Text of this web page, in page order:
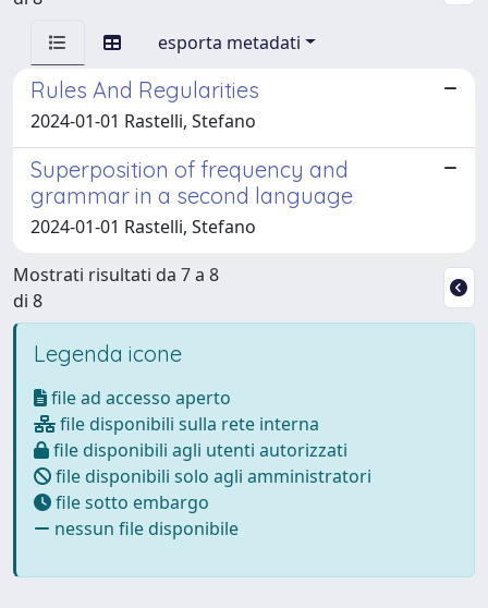
esporta metadati
Rules And Regularities
2024-01-01 Rastelli, Stefano
Superposition of frequency and
grammar in a second language
2024-01-01 Rastelli, Stefano
Mostrati risultati da 7 a 8
di 8
Legenda icone
file ad accesso aperto
file disponibili sulla rete interna
file disponibili agli utenti autorizzati
file disponibili solo agli amministratori
file sotto embargo
nessun file disponibile